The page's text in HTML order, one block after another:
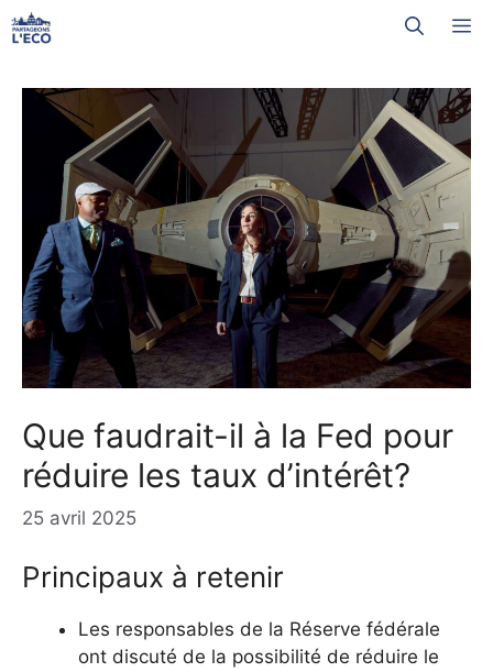
Aller
au
Que faudrait-il à la Fed pour
réduire les taux d’intérêt?
25 avril 2025
Principaux à retenir
Les responsables de la Réserve fédérale
ont discuté de la possibilité de réduire le